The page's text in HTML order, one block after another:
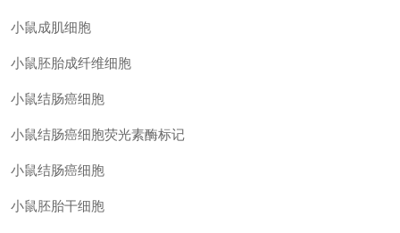
小鼠成肌细胞
小鼠胚胎成纤维细胞
小鼠结肠癌细胞
小鼠结肠癌细胞荧光素酶标记
小鼠结肠癌细胞
小鼠胚胎干细胞